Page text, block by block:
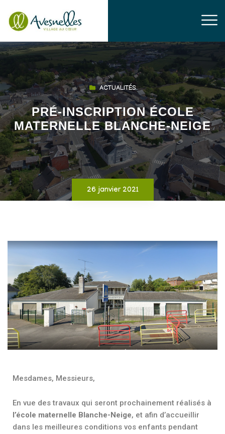
ACTUALITÉS
PRÉ-INSCRIPTION ÉCOLE
MATERNELLE BLANCHE-NEIGE
26 janvier 2021
Mesdames, Messieurs,
En vue des travaux qui seront prochainement réalisés à
l’école maternelle Blanche-Neige, et afin d’accueillir
dans les meilleures conditions vos enfants pendant